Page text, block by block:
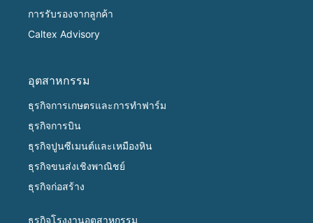
การรับรองจากลูกค้า
Caltex Advisory
อุตสาหกรรม
ธุรกิจการเกษตรและการทำฟาร์ม
ธุรกิจการบิน
ธุรกิจปูนซีเมนต์และเหมืองหิน
ธุรกิจขนส่งเชิงพาณิชย์
ธุรกิจก่อสร้าง
ธุรกิจโรงงานอุตสาหกรรม